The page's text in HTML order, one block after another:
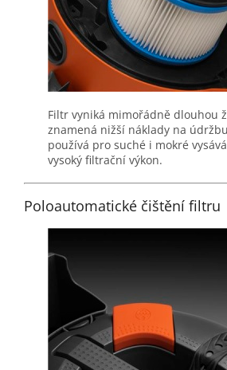
Filtr vyniká mimořádně dlouhou
znamená nižší náklady na
používá pro suché i mokré
vysoký filtrační výkon.
Poloautomatické čištění filtru